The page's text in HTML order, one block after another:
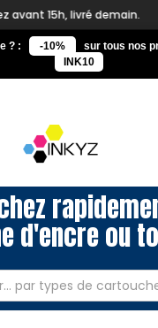
15h, livré demain.
? : -10%
sur tous nos
INK10
d'encre ou